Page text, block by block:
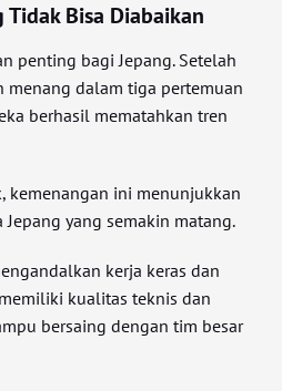
Bisa Diabaikan
penting bagi Jepang. Setelah
menang dalam tiga pertemuan
berhasil mematahkan tren
kemenangan ini menunjukkan
yang semakin matang.
kerja keras dan
kualitas teknis dan
bersaing dengan tim besar